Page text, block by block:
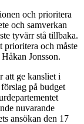
och prioritera
och samverkan
tyvärr stå tillbaka.
och måste
Jonsson.
att ge kansliet i
på budget
nuvarande
ansökan den 17